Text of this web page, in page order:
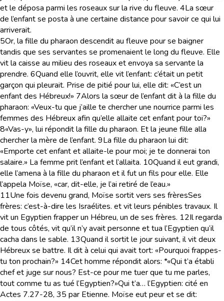
et le déposa parmi les roseaux sur la rive du fleuve. 4La sœur
de l’enfant se posta à une certaine distance pour savoir ce qui lui
arriverait.
5Or, la fille du pharaon descendit au fleuve pour se baigner
tandis que ses servantes se promenaient le long du fleuve. Elle
vit la caisse au milieu des roseaux et envoya sa servante la
prendre. 6Quand elle l’ouvrit, elle vit l’enfant: c’était un petit
garçon qui pleurait. Prise de pitié pour lui, elle dit: «C’est un
enfant des Hébreux!» 7Alors la sœur de l’enfant dit à la fille du
pharaon: «Veux-tu que j’aille te chercher une nourrice parmi les
femmes des Hébreux afin qu’elle allaite cet enfant pour toi?»
8«Vas-y», lui répondit la fille du pharaon. Et la jeune fille alla
chercher la mère de l’enfant. 9La fille du pharaon lui dit:
«Emporte cet enfant et allaite-le pour moi; je te donnerai ton
salaire.» La femme prit l’enfant et l’allaita. 10Quand il eut grandi,
elle l’amena à la fille du pharaon et il fut un fils pour elle. Elle
l’appela Moïse, «car, dit-elle, je l’ai retiré de l’eau.»
11Une fois devenu grand, Moïse sortit vers ses frèresSes
frères: c’est-à-dire les Israélites. et vit leurs pénibles travaux. Il
vit un Egyptien frapper un Hébreu, un de ses frères. 12Il regarda
de tous côtés, vit qu’il n’y avait personne et tua l’Egyptien qu’il
cacha dans le sable. 13Quand il sortit le jour suivant, il vit deux
Hébreux se battre. Il dit à celui qui avait tort: «Pourquoi frappes-
tu ton prochain?» 14Cet homme répondit alors: *«Qui t’a établi
chef et juge sur nous? Est-ce pour me tuer que tu me parles,
tout comme tu as tué l’Egyptien?»Qui t’a… l’Egyptien: cité en
Actes 7.27-28, 35 par Etienne. Moïse eut peur et se dit: